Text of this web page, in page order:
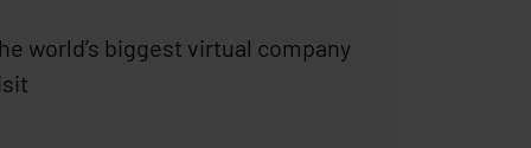
world’s biggest virtual company